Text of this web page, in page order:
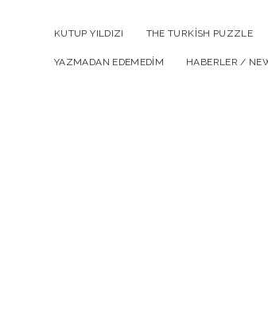
KUTUP YILDIZI THE TURKISH PUZZLE
YAZMADAN EDEMEDIM HABERLER /